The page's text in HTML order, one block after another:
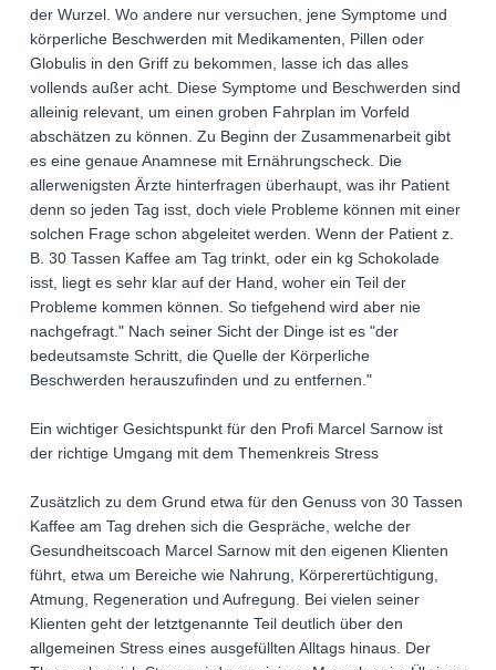
der Wurzel. Wo andere nur versuchen, jene Symptome und
körperliche Beschwerden mit Medikamenten, Pillen oder
Globulis in den Griff zu bekommen, lasse ich das alles
vollends außer acht. Diese Symptome und Beschwerden sind
alleinig relevant, um einen groben Fahrplan im Vorfeld
abschätzen zu können. Zu Beginn der Zusammenarbeit gibt
es eine genaue Anamnese mit Ernährungscheck. Die
allerwenigsten Ärzte hinterfragen überhaupt, was ihr Patient
denn so jeden Tag isst, doch viele Probleme können mit einer
solchen Frage schon abgeleitet werden. Wenn der Patient z.
B. 30 Tassen Kaffee am Tag trinkt, oder ein kg Schokolade
isst, liegt es sehr klar auf der Hand, woher ein Teil der
Probleme kommen können. So tiefgehend wird aber nie
nachgefragt." Nach seiner Sicht der Dinge ist es "der
bedeutsamste Schritt, die Quelle der Körperliche
Beschwerden herauszufinden und zu entfernen."
Ein wichtiger Gesichtspunkt für den Profi Marcel Sarnow ist
der richtige Umgang mit dem Themenkreis Stress
Zusätzlich zu dem Grund etwa für den Genuss von 30 Tassen
Kaffee am Tag drehen sich die Gespräche, welche der
Gesundheitscoach Marcel Sarnow mit den eigenen Klienten
führt, etwa um Bereiche wie Nahrung, Körperertüchtigung,
Atmung, Regeneration und Aufregung. Bei vielen seiner
Klienten geht der letztgenannte Teil deutlich über den
allgemeinen Stress eines ausgefüllten Alltags hinaus. Der